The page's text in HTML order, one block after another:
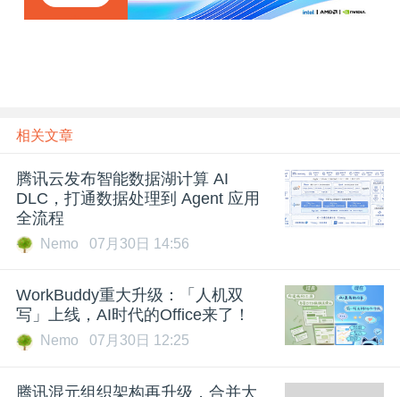
章
相关文章
腾讯云发布智能数据湖计算 AI
DLC，打通数据处理到 Agent 应用
全流程
Nemo 07月30日 14:56
WorkBuddy重大升级：「人机双
写」上线，AI时代的Office来了！
Nemo 07月30日 12:25
腾讯混元组织架构再升级，合并大